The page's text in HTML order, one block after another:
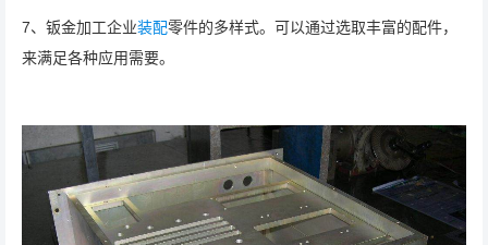
7、钣金加工企业装配零件的多样式。可以通过选取丰富的配件，
来满足各种应用需要。